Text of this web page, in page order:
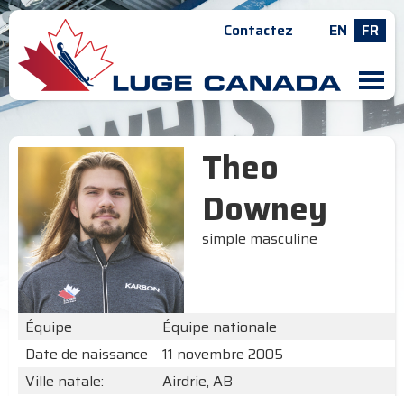
Contactez EN FR
M
Theo
Downey
simple masculine
Équipe
Équipe nationale
Date de naissance
11 novembre 2005
Ville natale:
Airdrie, AB